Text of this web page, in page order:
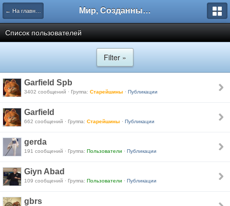
← На главную Мир, Созданный Мастером.
Список пользователей
Filter »
Garfield Spb
3402 сообщений · Группа: Старейшины · Публикации
Garfield
662 сообщений · Группа: Старейшины · Публикации
gerda
191 сообщений · Группа: Пользователи · Публикации
Giyn Abad
109 сообщений · Группа: Пользователи · Публикации
gbrs